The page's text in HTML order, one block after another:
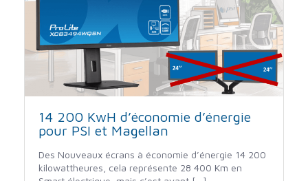
14 200 KwH d’économie d’énergie
pour PSI et Magellan
Des Nouveaux écrans à économie d’énergie 14 200
kilowattheures, cela représente 28 400 Km en